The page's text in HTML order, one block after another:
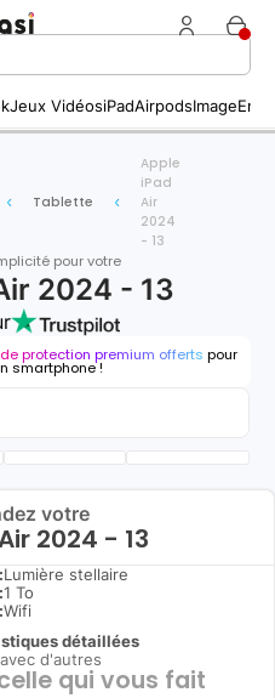
Jeux VidéosiPadAirpodsImage
Tablette
Apple
iPad
Air
2024
- 13
pour votre
2024 - 13
protection premium offerts pour
smartphone !
votre
2024 - 13
Lumière stellaire
1 To
:Wifi
détaillées
d'autres
qui vous fait